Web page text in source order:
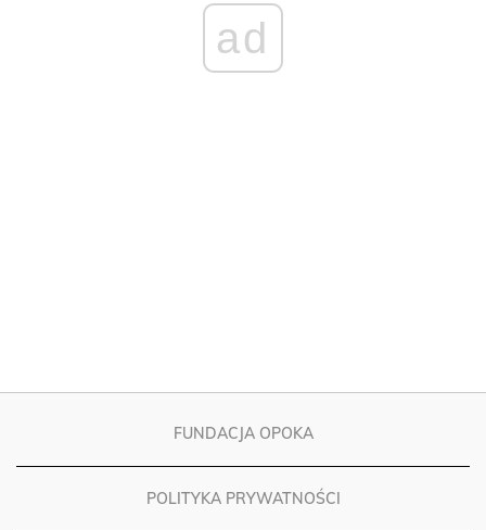
FUNDACJA OPOKA
POLITYKA PRYWATNOŚCI